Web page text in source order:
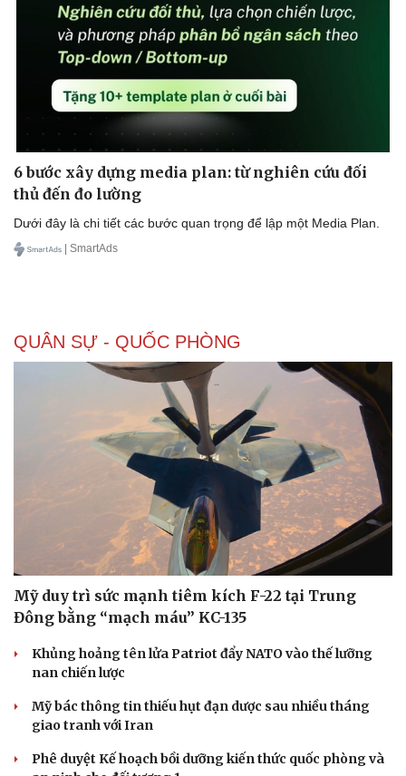
Thông tin doanh nghiệp
Sành điệu
6 bước xây dựng media plan: từ nghiên cứu đối
thủ đến đo lường
Dưới đây là chi tiết các bước quan trọng để lập một Media Plan.
| SmartAds
QUÂN SỰ - QUỐC PHÒNG
Mỹ duy trì sức mạnh tiêm kích F-22 tại Trung
Đông bằng “mạch máu” KC-135
Khủng hoảng tên lửa Patriot đẩy NATO vào thế lưỡng
nan chiến lược
Mỹ bác thông tin thiếu hụt đạn dược sau nhiều tháng
giao tranh với Iran
Phê duyệt Kế hoạch bồi dưỡng kiến thức quốc phòng và